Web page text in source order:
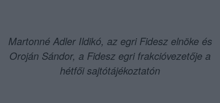
Martonné Adler Ildikó, az egri Fidesz elnöke és
Oroján Sándor, a Fidesz egri frakcióvezetője a
hétfői sajtótájékoztatón